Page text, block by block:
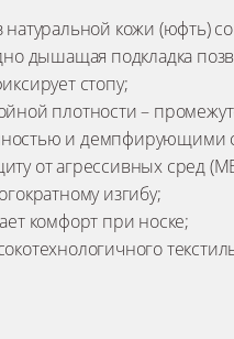
натуральной кожи (юфть)
дышащая подкладка
стопу;
плотности –
и демпфирующими
от агрессивных сред
изгибу;
комфорт при носке;